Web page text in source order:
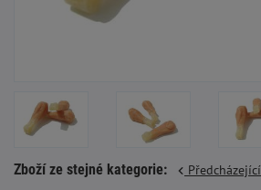
Zboží ze stejné kategorie: Předcházející